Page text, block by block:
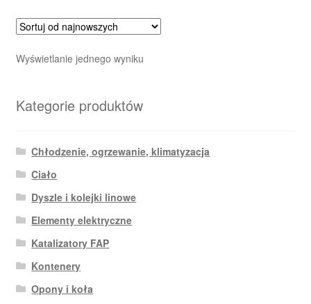
Wyświetlanie jednego wyniku
Kategorie produktów
Chłodzenie, ogrzewanie, klimatyzacja
Ciało
Dyszle i kolejki linowe
Elementy elektryczne
Katalizatory FAP
Kontenery
Opony i koła